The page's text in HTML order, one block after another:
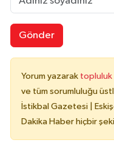
Gönder
Yorum yazarak topluluk
ve tüm sorumluluğu
İstikbal Gazetesi |
Dakika Haber hiçbir